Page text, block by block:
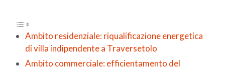
Ambito residenziale: riqualificazione energetica
di villa indipendente a Traversetolo
Ambito commerciale: efficientamento del